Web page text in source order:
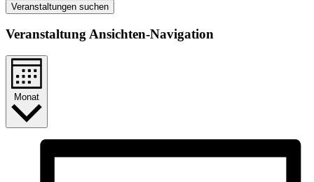
Veranstaltungen suchen
Veranstaltung Ansichten-Navigation
Monat